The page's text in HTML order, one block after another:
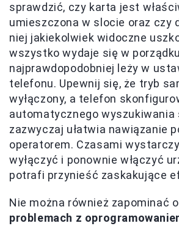
sprawdzić, czy karta jest
umieszczona w slocie oraz czy
niej jakiekolwiek widoczne
wszystko wydaje się w
najprawdopodobniej leży w
telefonu. Upewnij się, że tryb
wyłączony, a telefon
automatycznego wyszukiwania
zazwyczaj ułatwia nawiązanie
operatorem. Czasami
wyłączyć i ponownie włączyć
potrafi przynieść zaskakujące
Nie można również zapominać o
problemach z